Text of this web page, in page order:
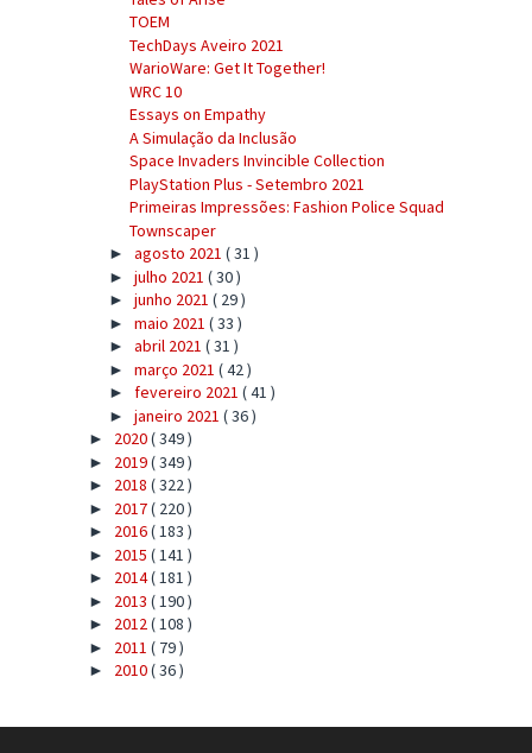
TOEM
TechDays Aveiro 2021
WarioWare: Get It Together!
WRC 10
Essays on Empathy
A Simulação da Inclusão
Space Invaders Invincible Collection
PlayStation Plus - Setembro 2021
Primeiras Impressões: Fashion Police Squad
Townscaper
► agosto 2021 ( 31 )
► julho 2021 ( 30 )
► junho 2021 ( 29 )
► maio 2021 ( 33 )
► abril 2021 ( 31 )
► março 2021 ( 42 )
► fevereiro 2021 ( 41 )
► janeiro 2021 ( 36 )
► 2020( 349 )
► 2019( 349 )
► 2018 ( 322 )
► 2017( 220 )
► 2016( 183 )
► 2015 ( 141 )
► 2014( 181 )
► 2013 ( 190 )
► 2012( 108 )
► 2011 ( 79 )
► 2010( 36 )